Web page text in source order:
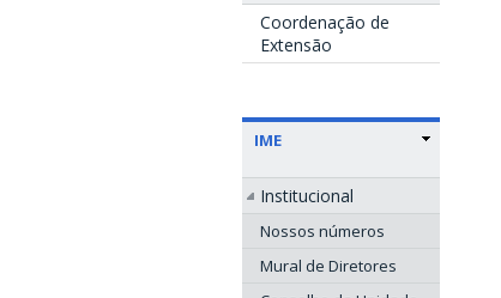
Coordenação de
Extensão
IME
Institucional
Nossos números
Mural de Diretores